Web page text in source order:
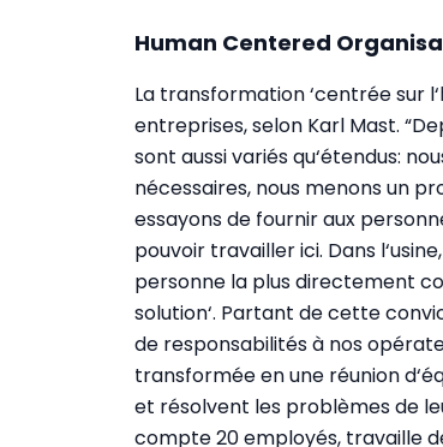
Human Centered
La transformation ‘centrée sur
entreprises, selon Karl Mast.
sont aussi variés qu‘étendus:
nécessaires, nous menons un
essayons de fournir aux
pouvoir travailler ici. Dans
personne la plus directement
solution‘. Partant de cette
de responsabilités à nos
transformée en une réunion
et résolvent les problèmes de
compte 20 employés, travaille